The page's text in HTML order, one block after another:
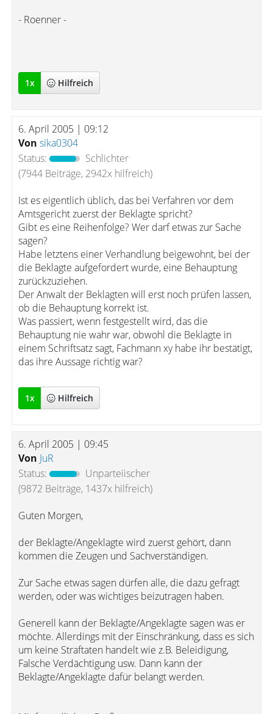
- Roenner -
1x Hilfreich
6. April 2005 | 09:12
Von sika0304
Status:
Schlichter
(7944 Beiträge, 2942x hilfreich)
Ist es eigentlich üblich, das bei Verfahren vor dem
Amtsgericht zuerst der Beklagte spricht?
Gibt es eine Reihenfolge? Wer darf etwas zur Sache
sagen?
Habe letztens einer Verhandlung beigewohnt, bei der
die Beklagte aufgefordert wurde, eine Behauptung
zurückzuziehen.
Der Anwalt der Beklagten will erst noch prüfen lassen,
ob die Behauptung korrekt ist.
Was passiert, wenn festgestellt wird, das die
Behauptung nie wahr war, obwohl die Beklagte in
einem Schriftsatz sagt, Fachmann xy habe ihr bestätigt,
das ihre Aussage richtig war?
1x Hilfreich
6. April 2005 | 09:45
Von JuR
Status:
Unparteiischer
(9872 Beiträge, 1437x hilfreich)
Guten Morgen,
der Beklagte/Angeklagte wird zuerst gehört, dann
kommen die Zeugen und Sachverständigen.
Zur Sache etwas sagen dürfen alle, die dazu gefragt
werden, oder was wichtiges beizutragen haben.
Generell kann der Beklagte/Angeklagte sagen was er
möchte. Allerdings mit der Einschränkung, dass es sich
um keine Straftaten handelt wie z.B. Beleidigung,
Falsche Verdächtigung usw. Dann kann der
Beklagte/Angeklagte dafür belangt werden.